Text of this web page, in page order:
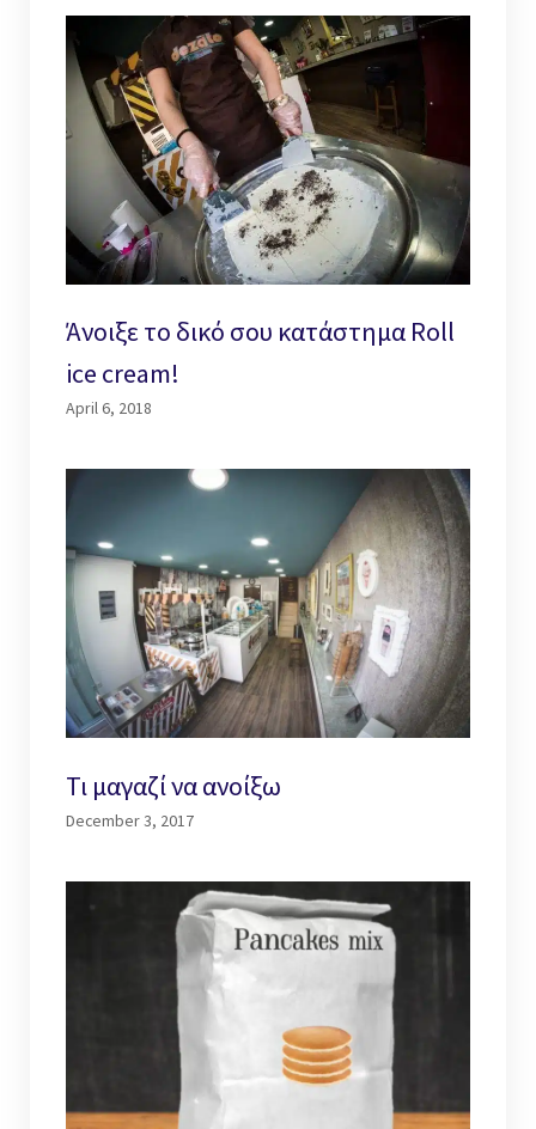
Άνοιξε το δικό σου κατάστημα Roll
ice cream!
April 6, 2018
Τι μαγαζί να ανοίξω
December 3, 2017